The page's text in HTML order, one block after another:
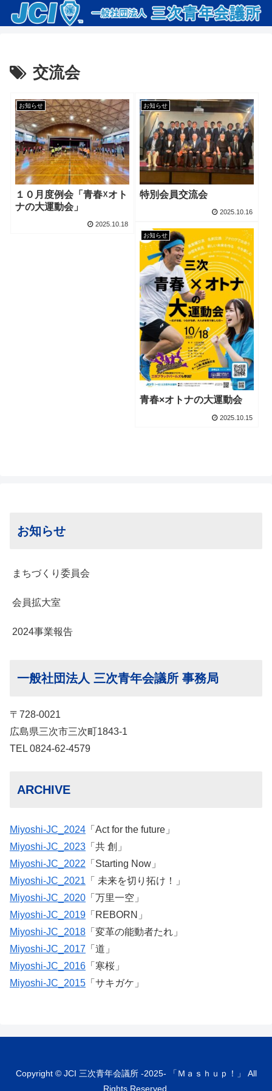
交流会
お知らせ
１０月度例会「青春☓オト
ナの大運動会」
2025.10.18
お知らせ
特別会員交流会
2025.10.16
お知らせ
青春×オトナの大運動会
2025.10.15
お知らせ
まちづくり委員会
会員拡大室
2024事業報告
一般社団法人 三次青年会議所 事務局
〒728-0021
広島県三次市三次町1843-1
TEL 0824-62-4579
ARCHIVE
Miyoshi-JC_2024 「Act for the future」
Miyoshi-JC_2023 「共 創」
Miyoshi-JC_2022 「Starting Now」
Miyoshi-JC_2021 「 未来を切り拓け！」
Miyoshi-JC_2020 「万里一空」
Miyoshi-JC_2019 「REBORN」
Miyoshi-JC_2018 「変革の能動者たれ」
Miyoshi-JC_2017 「道」
Miyoshi-JC_2016 「寒桜」
Miyoshi-JC_2015 「サキガケ」
Copyright © JCI 三次青年会議所 -2025- 「Ｍａｓｈｕｐ！」 All
Rights Reserved.